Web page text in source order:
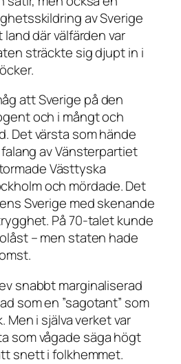
av Sverige
där välfärden var
sträckte sig djupt in i
att Sverige på den
och i mångt och
Det värsta som hände
av Vänsterpartiet
Västtyska
och mördade. Det
Sverige med skenande
På 70-talet kunde
– men staten hade
snabbt marginaliserad
som en ”sagotant” som
i själva verket var
som vågade säga högt
snett i folkhemmet.